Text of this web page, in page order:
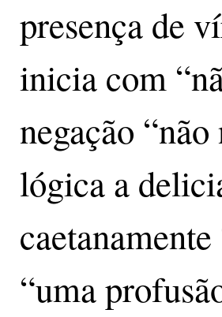
presença de
inicia com
negação
lógica a
“uma